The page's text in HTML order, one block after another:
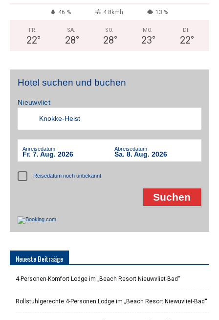
46 % 4.8kmh 13 %
FR.
22°
SA.
28°
SO.
28°
MO.
23°
DI.
22°
Hotel suchen und buchen
Nieuwvliet
Anreisedatum
Fr. 7. Aug. 2026
Abreisedatum
Sa. 8. Aug. 2026
Reisedatum noch unbekannt
Neueste Beitraäge
4-Personen-Komfort Lodge im „Beach Resort Nieuwvliet-Bad“
Rollstuhlgerechte 4-Personen Lodge im „Beach Resort Niewuvliet-Bad“